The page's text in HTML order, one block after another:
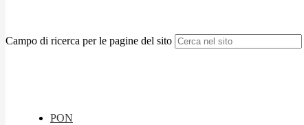
Campo di ricerca per le pagine del sito
PON